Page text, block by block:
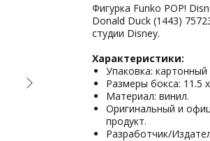
Фигурка Funko POP!
Donald Duck (1443)
студии Disney.
Характеристики:
Упаковка: картонный
Размеры бокса: 11.5
Материал: винил.
Оригинальный и
продукт.
Разработчик/